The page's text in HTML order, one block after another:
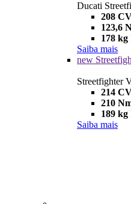
Ducati
208
123,6
178 kg
Saiba mais
new
Streetfighter
214
210
189 kg
Saiba mais